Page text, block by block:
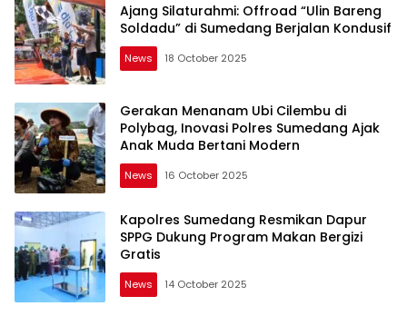
​Ajang Silaturahmi: Offroad “Ulin Bareng
Soldadu” di Sumedang Berjalan Kondusif
News 18 October 2025
Gerakan Menanam Ubi Cilembu di
Polybag, Inovasi Polres Sumedang Ajak
Anak Muda Bertani Modern
News 16 October 2025
Kapolres Sumedang Resmikan Dapur
SPPG Dukung Program Makan Bergizi
Gratis
News 14 October 2025